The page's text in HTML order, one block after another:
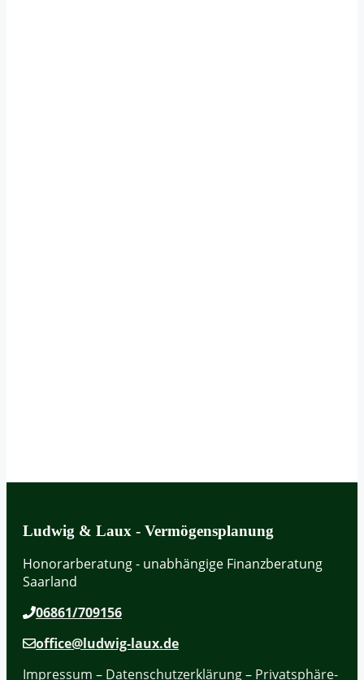
Ludwig & Laux - Vermögensplanung
Honorarberatung - unabhängige Finanzberatung
Saarland
06861/709156
office@ludwig-laux.de
Impressum – Datenschutzerklärung– Privatsphäre-